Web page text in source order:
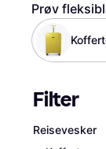
størrelse,
passer din
synes om
valg. Start
Prøv
Filter
Reisevesker